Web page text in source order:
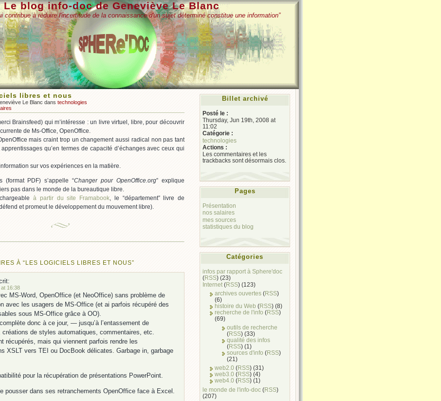
Le blog info-doc de Geneviève Le Blanc
contribue à réduire l'incertitude de la connaissance d'un sujet déterminé constitue une information”
libres et nous
Le Blanc dans technologies
Brainsfeed) qui m’intéresse : un livre virtuel, libre, pour découvrir
de Ms-Office, OpenOffice.
mais craint trop un changement aussi radical non pas tant
qu’en termes de capacité d’échanges avec ceux qui
sur vos expériences en la matière.
PDF) s’appelle “Changer pour OpenOffice.org” explique
pas dans le monde de la bureautique libre.
à partir du site Framabook, le “département” livre de
et promeut le développement du mouvement libre).
À “LES LOGICIELS LIBRES ET NOUS”
16:38
MS-Word, OpenOffice (et NeoOffice) sans problème de
avec les usagers de MS-Office (et ai parfois récupéré des
sous MS-Office grâce à OO).
donc à ce jour, — jusqu’à l’entassement de
créations de styles automatiques, commentaires, etc.
récupérés, mais qui viennent parfois rendre les
XSLT vers TEI ou DocBook délicates. Garbage in, garbage
pour la récupération de présentations PowerPoint.
pousser dans ses retranchements OpenOffice face à Excel.
Billet archivé
Posté le :
Thursday, Jun 19th, 2008 at
11:02
Catégorie :
technologies
Actions :
Les commentaires et les
trackbacks sont désormais clos.
Pages
Présentation
nos salaires
mes sources
statistiques du blog
Catégories
infos par rapport à Sphere'doc
(RSS) (23)
Internet (RSS) (123)
archives ouvertes (RSS)
(6)
histoire du Web (RSS) (8)
recherche de l'info (RSS)
(69)
outils de recherche
(RSS) (33)
qualité des infos
(RSS) (1)
sources d'info (RSS)
(21)
web2.0 (RSS) (31)
web3.0 (RSS) (4)
web4.0 (RSS) (1)
le monde de l'info-doc (RSS)
(207)